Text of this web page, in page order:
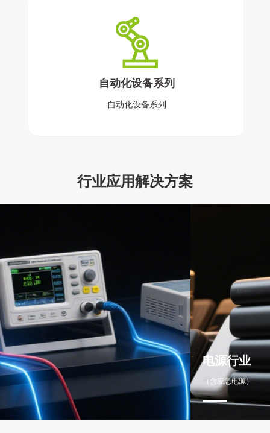
自动化设备系列
自动化设备系列
行业应用解决方案
业
源）
氮化
（含快